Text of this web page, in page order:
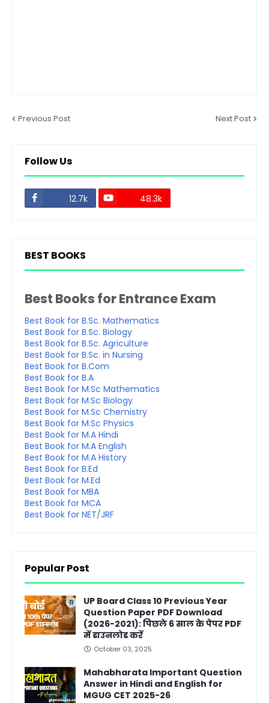
Previous Post Next Post
Follow Us
12.7k 48.3k
BEST BOOKS
Best Books for Entrance Exam
Best Book for B.Sc. Mathematics
Best Book for B.Sc. Biology
Best Book for B.Sc. Agriculture
Best Book for B.Sc. in Nursing
Best Book for B.Com
Best Book for B.A
Best Book for M.Sc Mathematics
Best Book for M.Sc Biology
Best Book for M.Sc Chemistry
Best Book for M.Sc Physics
Best Book for M.A Hindi
Best Book for M.A English
Best Book for M.A History
Best Book for B.Ed
Best Book for M.Ed
Best Book for MBA
Best Book for MCA
Best Book for NET/JRF
Popular Post
UP Board Class 10 Previous Year
Question Paper PDF Download
(2026-2021): पिछले 6 साल के पेपर PDF
में डाउनलोड करें
October 03, 2025
Mahabharata Important Question
Answer in Hindi and English for
MGUG CET 2025-26